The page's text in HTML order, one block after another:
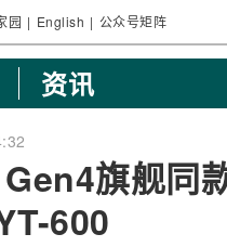
园 | English | 公众号矩阵
资讯
旗舰同
600